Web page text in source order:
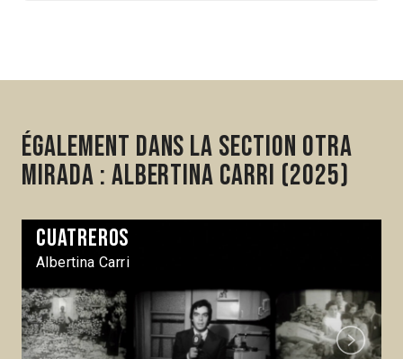
Également dans la section Otra
Mirada : Albertina Carri (2025)
Cuatreros
Albertina Carri
Next